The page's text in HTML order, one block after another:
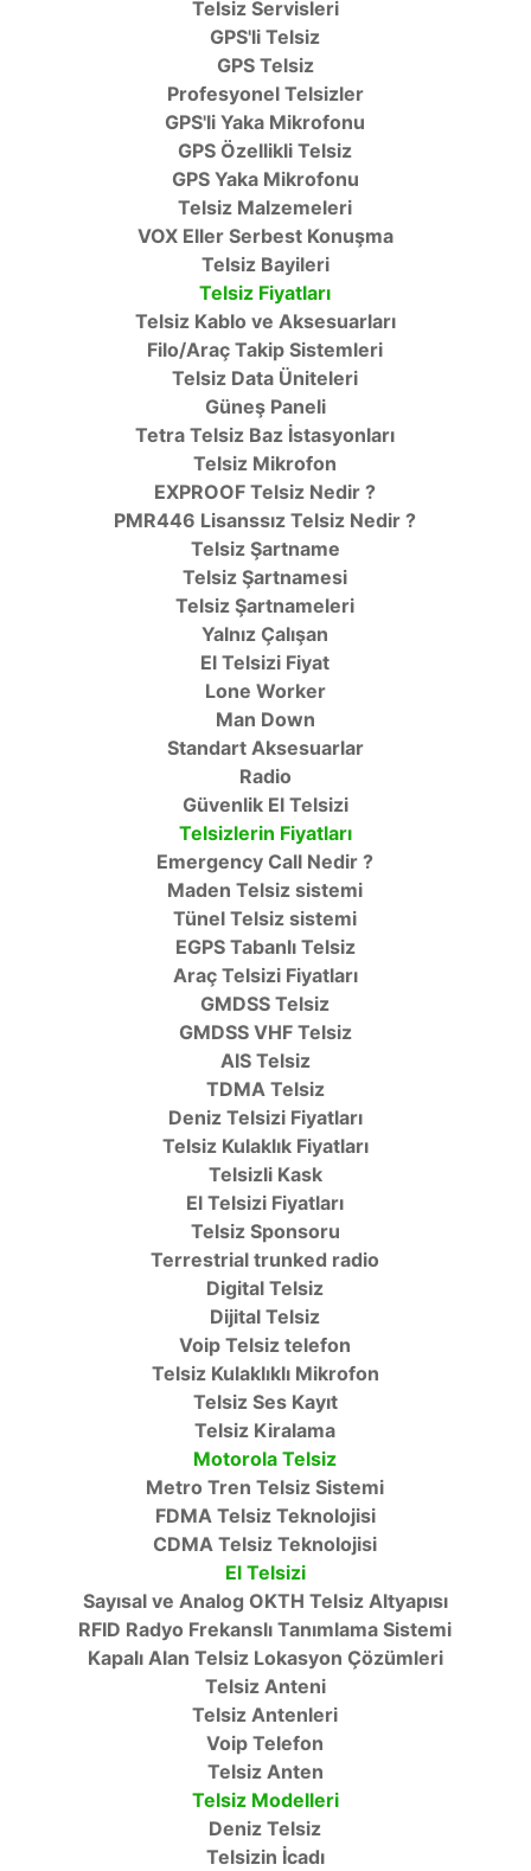
Telsiz Servisleri
GPS'li Telsiz
GPS Telsiz
Profesyonel Telsizler
GPS'li Yaka Mikrofonu
GPS Özellikli Telsiz
GPS Yaka Mikrofonu
Telsiz Malzemeleri
VOX Eller Serbest Konuşma
Telsiz Bayileri
Telsiz Fiyatları
Telsiz Kablo ve Aksesuarları
Filo/Araç Takip Sistemleri
Telsiz Data Üniteleri
Güneş Paneli
Tetra Telsiz Baz İstasyonları
Telsiz Mikrofon
EXPROOF Telsiz Nedir ?
PMR446 Lisanssız Telsiz Nedir ?
Telsiz Şartname
Telsiz Şartnamesi
Telsiz Şartnameleri
Yalnız Çalışan
El Telsizi Fiyat
Lone Worker
Man Down
Standart Aksesuarlar
Radio
Güvenlik El Telsizi
Telsizlerin Fiyatları
Emergency Call Nedir ?
Maden Telsiz sistemi
Tünel Telsiz sistemi
EGPS Tabanlı Telsiz
Araç Telsizi Fiyatları
GMDSS Telsiz
GMDSS VHF Telsiz
AIS Telsiz
TDMA Telsiz
Deniz Telsizi Fiyatları
Telsiz Kulaklık Fiyatları
Telsizli Kask
El Telsizi Fiyatları
Telsiz Sponsoru
Terrestrial trunked radio
Digital Telsiz
Dijital Telsiz
Voip Telsiz telefon
Telsiz Kulaklıklı Mikrofon
Telsiz Ses Kayıt
Telsiz Kiralama
Motorola Telsiz
Metro Tren Telsiz Sistemi
FDMA Telsiz Teknolojisi
CDMA Telsiz Teknolojisi
El Telsizi
Sayısal ve Analog OKTH Telsiz Altyapısı
RFID Radyo Frekanslı Tanımlama Sistemi
Kapalı Alan Telsiz Lokasyon Çözümleri
Telsiz Anteni
Telsiz Antenleri
Voip Telefon
Telsiz Anten
Telsiz Modelleri
Deniz Telsiz
Telsizin İcadı